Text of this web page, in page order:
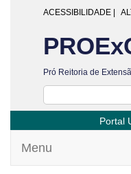
ACESSIBILIDADE
Pró Reitoria de
Portal
Menu